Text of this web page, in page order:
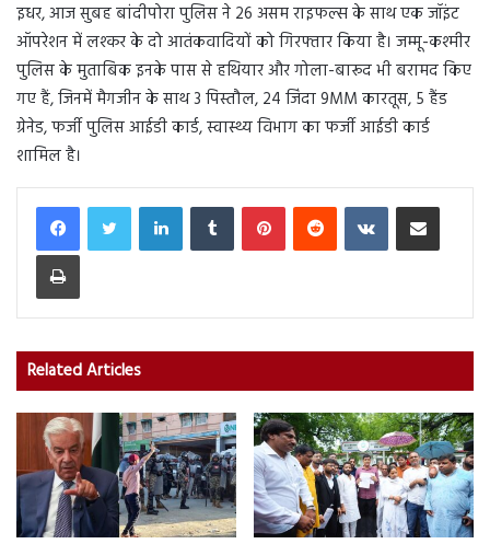
इधर, आज सुबह बांदीपोरा पुलिस ने 26 असम राइफल्स के साथ एक जॉइंट
ऑपरेशन में लश्कर के दो आतंकवादियों को गिरफ्तार किया है। जम्मू-कश्मीर
पुलिस के मुताबिक इनके पास से हथियार और गोला-बारूद भी बरामद किए
गए हैं, जिनमें मैगजीन के साथ 3 पिस्तौल, 24 जिंदा 9MM कारतूस, 5 हैंड
ग्रेनेड, फर्जी पुलिस आईडी कार्ड, स्वास्थ्य विभाग का फर्जी आईडी कार्ड
शामिल है।
LinkedInTumblr PinterestReddit VKontakteShare via Email
Print
Related Articles